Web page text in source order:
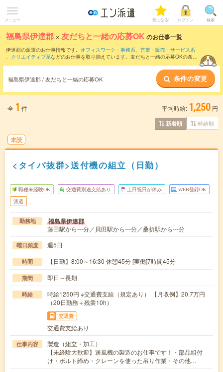
メニュー 気になる! ログイン 検索
福島県伊達郡 ×友だちと一緒の応募OK のお仕事一覧
伊達郡の派遣のお仕事情報です。 オフィスワーク・事務系、 営業・販売・サービス系
、 クリエイティブ系などのお仕事を取り揃えています。友だちと一緒の応募OKの条件
福島県伊達郡 / 友だちと一緒の応募OK 条件の変更
全 1 件 平均時給: 1,250 円
新着順 時給順
未読
<タイパ抜群>送付機の組立（日勤）
職種未経験OK 交通費別途支給あり 土日祝日が休み WEB登録OK
派遣
勤務地 福島県伊達郡
藤田駅から---分／貝田駅から---分／桑折駅から---分
曜日頻度 週5日
時間 【日勤】8:00～16:30 休憩45分 [実働]7時間45分
期間 即日～長期
時給
時給1250円 ※交通費支給（規定あり） 【月収例】20.7万円
（20日勤務＋残業10h）
交通費
交通費支給あり
仕事内容
製造（組立・加工）
【未経験大歓迎】送風機の製造のお仕事です！・部品組付
け・ボルト締め・クレーンを使った吊り作業・その他…